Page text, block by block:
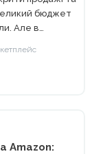
бюджет
в
Amazon: